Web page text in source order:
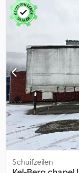
meter - Gedwongen
(moet nog worden
Gereedschapskist -
worden
Akszqplbjhekr
storing in de
niet bij de
storing wordt
eerder aan het
goedgekeurd tot: 14-
Totaalgewicht:
cm Lengte: 1.275 cm
Verdere informatie =
meer informatie.
Schuifzeilen